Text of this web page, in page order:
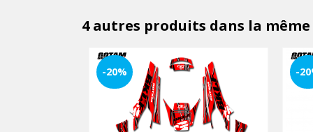
4 autres produits dans la
-20% -